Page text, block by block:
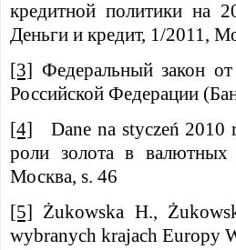
кредитной политики на
Деньги и кредит, 1/2011,
[3] Федеральный закон
Российской Федерации
[4]
Dane na styczeń 2010
роли золота в
Москва, s. 46
[5]
Żukowska H.,
wybranych krajach Europy